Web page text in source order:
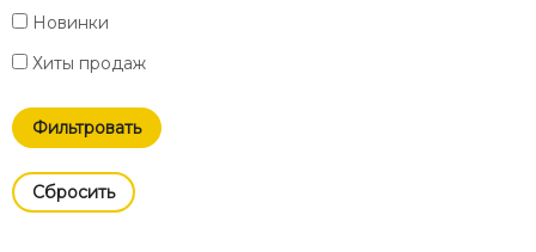
Новинки
Хиты продаж
Cбросить